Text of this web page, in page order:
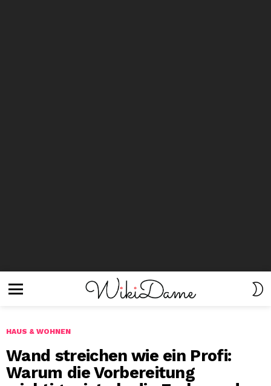
HAUS & WOHNEN
Wand streichen wie ein Profi:
Warum die Vorbereitung